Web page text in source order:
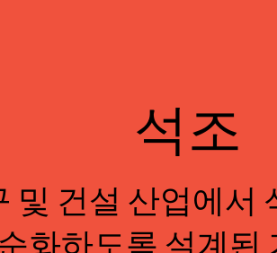
석조
및 건설 산업에서
화하도록 설계된